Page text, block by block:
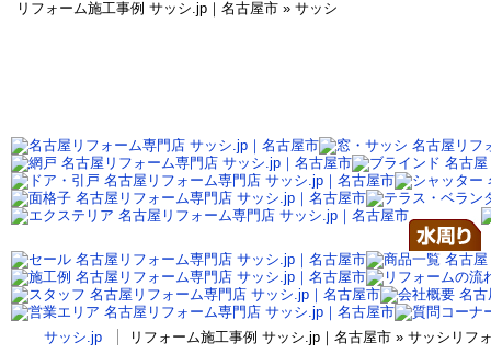
リフォーム施工事例 サッシ.jp｜名古屋市 » サッシ
サッシ.jp リフォーム施工事例 サッシ.jp｜名古屋市 » サッシリフ